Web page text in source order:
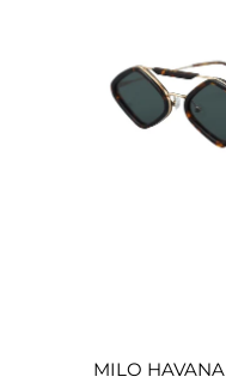
MILO HAVANA